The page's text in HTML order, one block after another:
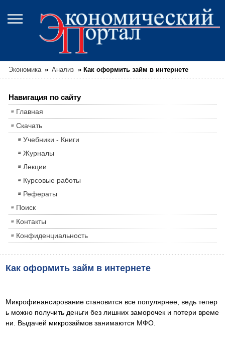
Экономика » Анализ » Как оформить займ в интернете
Навигация по сайту
Главная
Скачать
Учебники - Книги
Журналы
Лекции
Курсовые работы
Рефераты
Поиск
Контакты
Конфиденциальность
Как оформить займ в интернете
Микрофинансирование становится все популярнее, ведь тепер
ь можно получить деньги без лишних заморочек и потери време
ни. Выдачей микрозаймов занимаются МФО.